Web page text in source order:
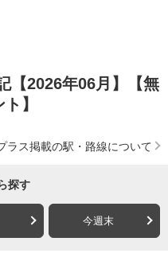
【2026年06月】【無
】
ラス掲載の駅・路線について
探す
今週末